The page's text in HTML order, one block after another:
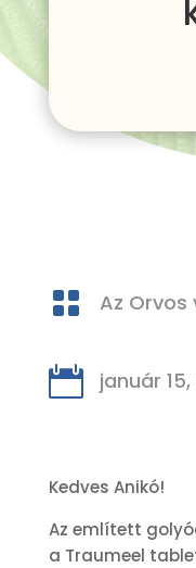
 Az Orvos
 január 15,
Kedves Anikó!
Az említett
a Traumeel